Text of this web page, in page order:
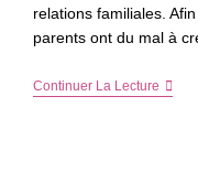
relations familiales.
parents ont du mal à
Continuer La LectureVie